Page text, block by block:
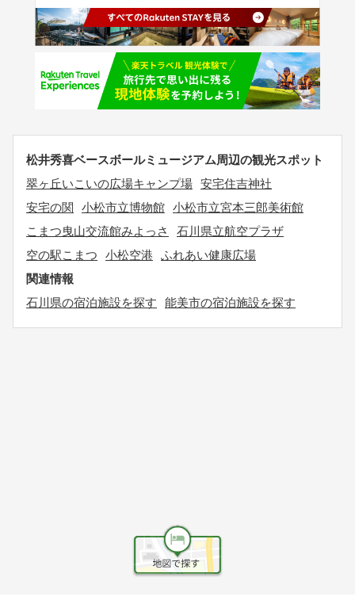
松井秀喜ベースボールミュージアム周辺の観光スポット
翠ヶ丘いこいの広場キャンプ場 安宅住吉神社
安宅の関
小松市立博物館 小松市立宮本三郎美術館
こまつ曳山交流館みよっさ
石川県立航空プラザ
空の駅こまつ
小松空港
ふれあい健康広場
関連情報
石川県の宿泊施設を探す
能美市の宿泊施設を探す